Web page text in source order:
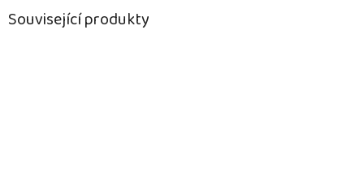
Související produkty